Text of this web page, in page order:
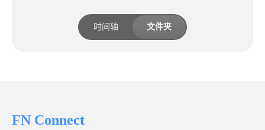
时间轴 文件夹
FN Connect